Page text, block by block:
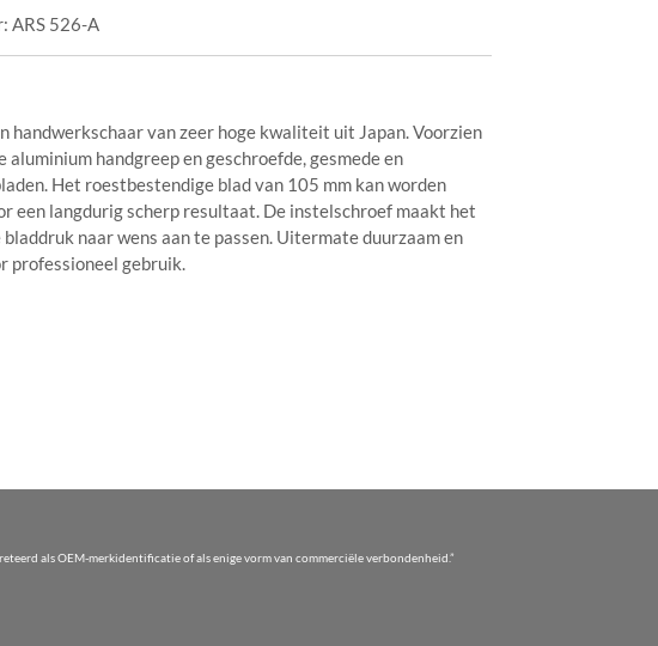
ARS 526-A
handwerkschaar van zeer hoge kwaliteit uit Japan. Voorzien
aluminium handgreep en geschroefde, gesmede en
Het roestbestendige blad van 105 mm kan worden
een langdurig scherp resultaat. De instelschroef maakt het
bladdruk naar wens aan te passen. Uitermate duurzaam en
professioneel gebruik.
als OEM-merkidentificatie of als enige vorm van commerciële verbondenheid.”